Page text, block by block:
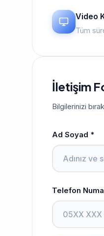
Video
Tüm
İletişim
Bilgilerinizi
Ad Soyad *
Telefon